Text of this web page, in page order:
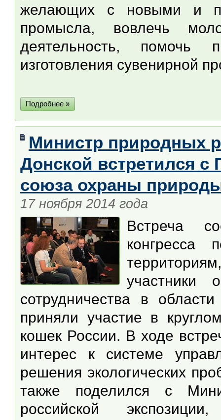
желающих с новыми и
промысла, вовлечь
деятельность, помочь
изготовления сувенирной
Подробнее »
Министр природных
Донской встретился
союза охраны
17 ноября 2014 года
Встреча
конгресса
участники
сотрудничества в
приняли участие в
кошек России. В ходе
интерес к системе
решения экологических
также поделился с
российской